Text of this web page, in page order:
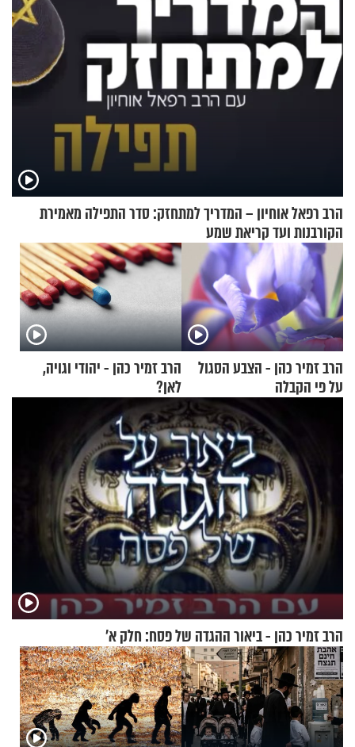
הרב רפאל אוחיון – המדריך למתחזק: סדר התפילה מאמירת
הקורבנות ועד קריאת שמע
הרב זמיר כהן - הצבע הסגול
על פי הקבלה
הרב זמיר כהן - יהודי וגויה,
לאן?
הרב זמיר כהן - ביאור ההגדה של פסח: חלק א’